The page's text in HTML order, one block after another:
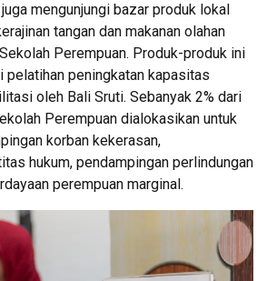
mengunjungi bazar produk lokal
tangan dan makanan olahan
Perempuan. Produk-produk ini
pelatihan peningkatan kapasitas
oleh Bali Sruti. Sebanyak 2% dari
Perempuan dialokasikan untuk
korban kekerasan,
hukum, pendampingan perlindungan
perempuan marginal.